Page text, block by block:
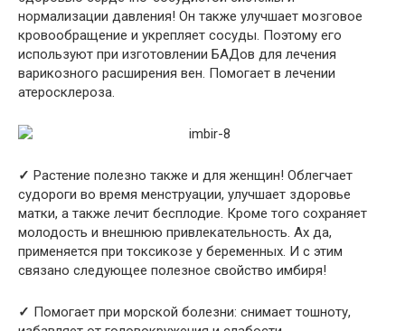
нормализации давления! Он также улучшает мозговое
кровообращение и укрепляет сосуды. Поэтому его
используют при изготовлении БАДов для лечения
варикозного расширения вен. Помогает в лечении
атеросклероза.
✓ Растение полезно также и для женщин! Облегчает
судороги во время менструации, улучшает здоровье
матки, а также лечит бесплодие. Кроме того сохраняет
молодость и внешнюю привлекательность. Ах да,
применяется при токсикозе у беременных. И с этим
связано следующее полезное свойство имбиря!
✓ Помогает при морской болезни: снимает тошноту,